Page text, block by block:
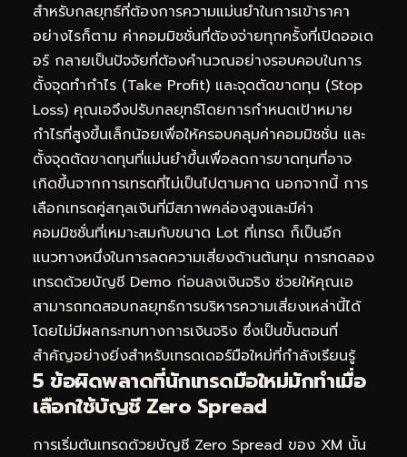
สำหรับกลยุทธ์ที่ต้องการความแม่นยำในการเข้าราคา
อย่างไรก็ตาม ค่าคอมมิชชั่นที่ต้องจ่ายทุกครั้งที่เปิดออเด
อร์ กลายเป็นปัจจัยที่ต้องคำนวณอย่างรอบคอบในการ
ตั้งจุดทำกำไร (Take Profit) และจุดตัดขาดทุน (Stop
Loss) คุณเอจึงปรับกลยุทธ์โดยการกำหนดเป้าหมาย
กำไรที่สูงขึ้นเล็กน้อยเพื่อให้ครอบคลุมค่าคอมมิชชั่น และ
ตั้งจุดตัดขาดทุนที่แม่นยำขึ้นเพื่อลดการขาดทุนที่อาจ
เกิดขึ้นจากการเทรดที่ไม่เป็นไปตามคาด นอกจากนี้ การ
เลือกเทรดคู่สกุลเงินที่มีสภาพคล่องสูงและมีค่า
คอมมิชชั่นที่เหมาะสมกับขนาด Lot ที่เทรด ก็เป็นอีก
แนวทางหนึ่งในการลดความเสี่ยงด้านต้นทุน การทดลอง
เทรดด้วยบัญชี Demo ก่อนลงเงินจริง ช่วยให้คุณเอ
สามารถทดสอบกลยุทธ์การบริหารความเสี่ยงเหล่านี้ได้
โดยไม่มีผลกระทบทางการเงินจริง ซึ่งเป็นขั้นตอนที่
สำคัญอย่างยิ่งสำหรับเทรดเดอร์มือใหม่ที่กำลังเรียนรู้
5 ข้อผิดพลาดที่นักเทรดมือใหม่มักทำเมื่อ
เลือกใช้บัญชี Zero Spread
การเริ่มต้นเทรดด้วยบัญชี Zero Spread ของ XM นั้น